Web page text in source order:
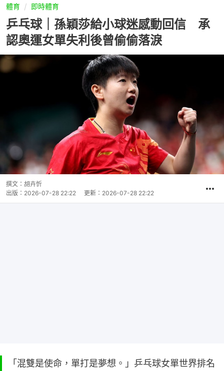
體育 即時體育
乒乓球｜孫穎莎給小球迷感動回信 承
認奧運女單失利後曾偷偷落淚
撰文： 胡卉忻
出版： 2026-07-28 22:22 更新： 2026-07-28 22:22
「混雙是使命，單打是夢想。」乒乓球女單世界排名